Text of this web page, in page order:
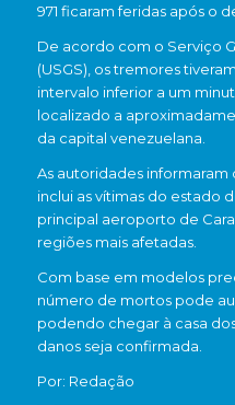
971 ficaram feridas após o
De acordo com o Serviço
(USGS), os tremores
intervalo inferior a um
localizado a
da capital venezuelana.
As autoridades informaram
inclui as vítimas do estado
principal aeroporto de
regiões mais afetadas.
Com base em modelos
número de mortos pode
podendo chegar à casa
danos seja confirmada.
Por: Redação